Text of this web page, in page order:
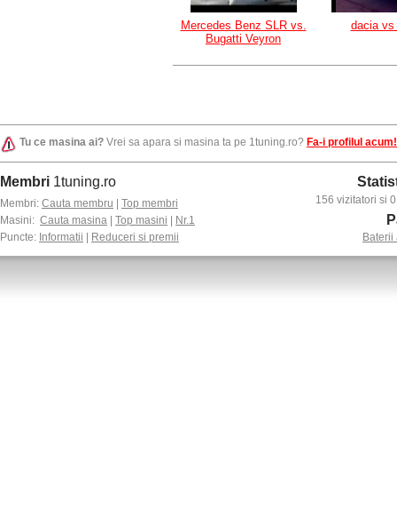
Mercedes Benz SLR vs.
Bugatti Veyron
dacia vs
Tu ce masina ai? Vrei sa apara si masina ta pe 1tuning.ro? Fa-i profilul acum!
Membri 1tuning.ro
Membri: Cauta membru
Top membri
Masini: Cauta masina Top masini
Nr.1
Puncte: Informatii Reduceri si premii
156 vizitatori si